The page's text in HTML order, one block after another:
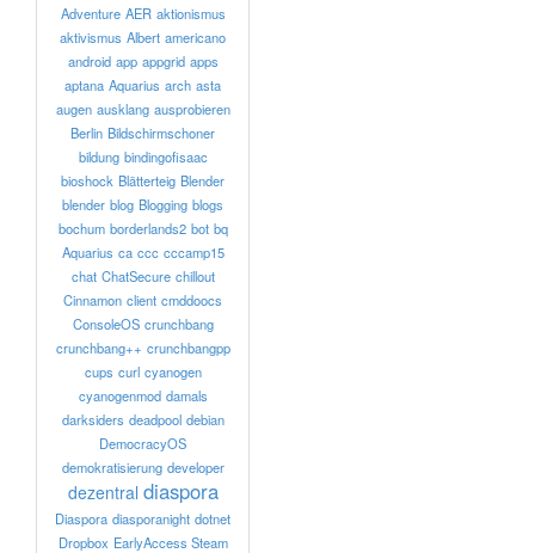
Adventure AER aktionismus
aktivismus Albert americano
android app appgrid apps
aptana Aquarius arch asta
augen ausklang ausprobieren
Berlin Bildschirmschoner
bildung bindingofisaac
bioshock Blätterteig Blender
blender blog Blogging blogs
bochum borderlands2 bot bq
Aquarius ca ccc cccamp15
chat ChatSecure chillout
Cinnamon client cmddoocs
ConsoleOS crunchbang
crunchbang++ crunchbangpp
cups curl cyanogen
cyanogenmod damals
darksiders deadpool debian
DemocracyOS
demokratisierung developer
dezentral diaspora
Diaspora diasporanight dotnet
Dropbox EarlyAccess Steam